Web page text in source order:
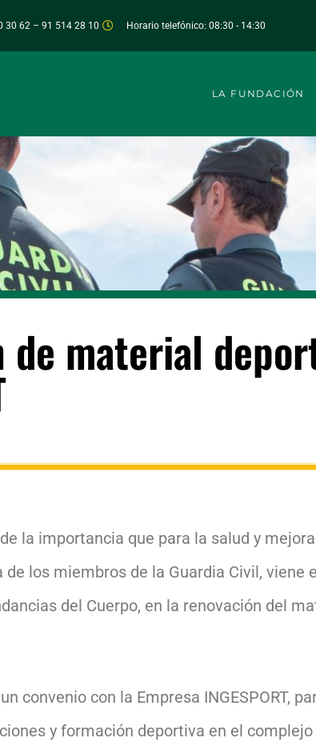
30 62 – 91 514 28 10 Horario telefónico: 08:30 - 14:30
LA FUNDACIÓN
de material
la importancia que para la salud y
los miembros de la Guardia Civil, viene
del Cuerpo, en la renovación del
convenio con la Empresa INGESPORT,
y formación deportiva en el